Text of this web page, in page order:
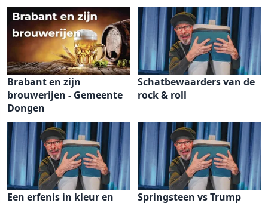
Brabant en zijn
brouwerijen - Gemeente
Dongen
Schatbewaarders van de
rock & roll
Een erfenis in kleur en
Springsteen vs Trump